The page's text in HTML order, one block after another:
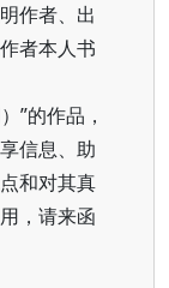
作者、出
者本人书
”的作品，
信息、助
和对其真
，请来函